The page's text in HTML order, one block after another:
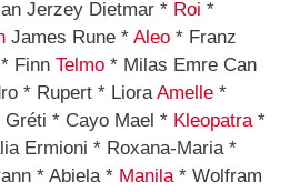
Jerzey Dietmar * Roi *
James Rune * Aleo * Franz
Finn Telmo * Milas Emre Can
* Rupert * LioraAmelle *
* Cayo Mael * Kleopatra*
Ermioni * Roxana-Maria *
* Abiela * Manila* Wolfram